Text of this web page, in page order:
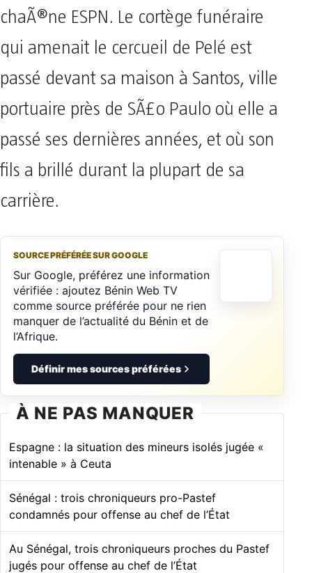
chaÃ®ne ESPN. Le cortège funéraire
qui amenait le cercueil de Pelé est
passé devant sa maison à Santos, ville
portuaire près de SÃ£o Paulo où elle a
passé ses dernières années, et où son
fils a brillé durant la plupart de sa
carrière.
SOURCE PRÉFÉRÉE SUR GOOGLE
Sur Google, préférez une information
vérifiée : ajoutez Bénin Web TV
comme source préférée pour ne rien
manquer de l’actualité du Bénin et de
l’Afrique.
Définir mes sources préférées
À NE PAS MANQUER
Espagne : la situation des mineurs isolés jugée «
intenable » à Ceuta
Sénégal : trois chroniqueurs pro-Pastef
condamnés pour offense au chef de l’État
Au Sénégal, trois chroniqueurs proches du Pastef
jugés pour offense au chef de l’État